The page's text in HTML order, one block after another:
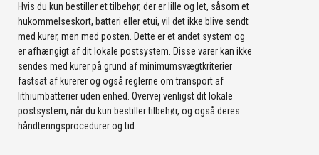
Hvis du kun bestiller et tilbehør, der er lille og let, såsom et
hukommelseskort, batteri eller etui, vil det ikke blive sendt
med kurer, men med posten. Dette er et andet system og
er afhængigt af dit lokale postsystem. Disse varer kan ikke
sendes med kurer på grund af minimumsvægtkriterier
fastsat af kurerer og også reglerne om transport af
lithiumbatterier uden enhed. Overvej venligst dit lokale
postsystem, når du kun bestiller tilbehør, og også deres
håndteringsprocedurer og tid.